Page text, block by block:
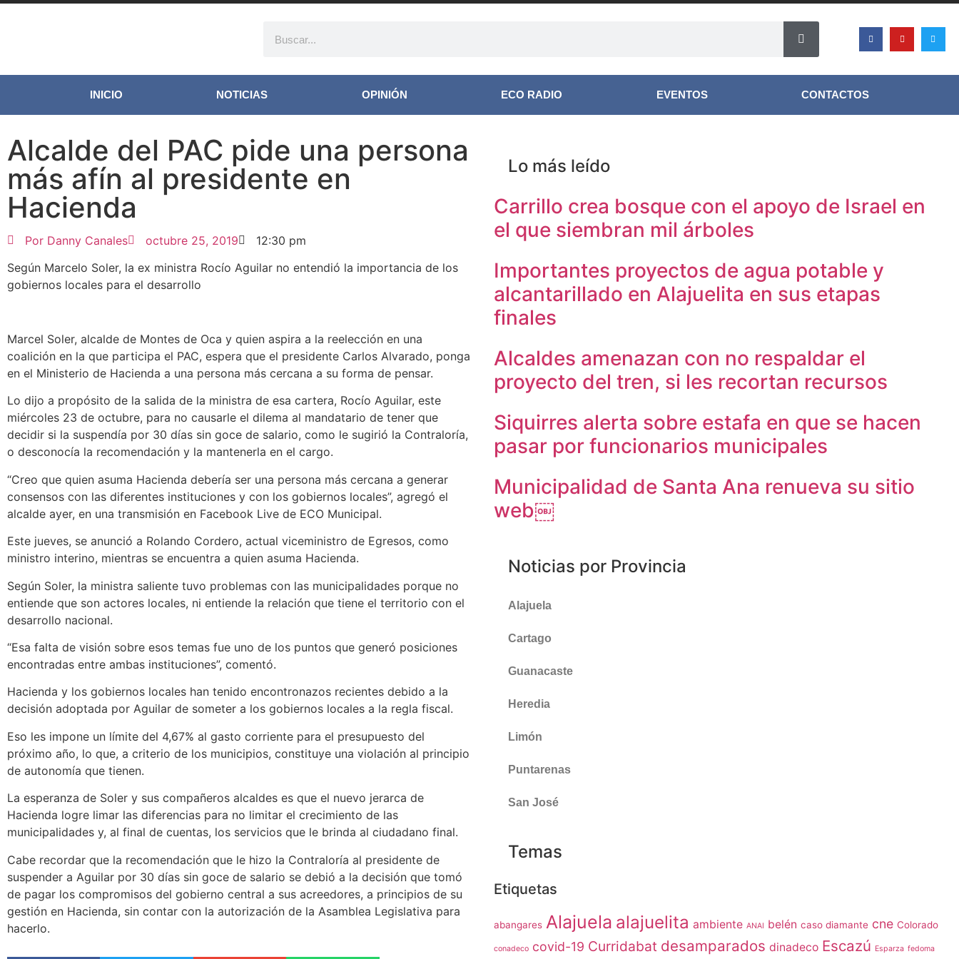
INICIO NOTICIAS OPINIÓN ECO RADIO EVENTOS CONTACTOS
Alcalde del PAC pide una persona
más afín al presidente en
Hacienda
Por Danny Canales octubre 25, 2019
12:30 pm
Según Marcelo Soler, la ex ministra Rocío Aguilar no entendió la importancia de los
gobiernos locales para el desarrollo
Marcel Soler, alcalde de Montes de Oca y quien aspira a la reelección en una
coalición en la que participa el PAC, espera que el presidente Carlos Alvarado, ponga
en el Ministerio de Hacienda a una persona más cercana a su forma de pensar.
Lo dijo a propósito de la salida de la ministra de esa cartera, Rocío Aguilar, este
miércoles 23 de octubre, para no causarle el dilema al mandatario de tener que
decidir si la suspendía por 30 días sin goce de salario, como le sugirió la Contraloría,
o desconocía la recomendación y la mantenerla en el cargo.
“Creo que quien asuma Hacienda debería ser una persona más cercana a generar
consensos con las diferentes instituciones y con los gobiernos locales”, agregó el
alcalde ayer, en una transmisión en Facebook Live de ECO Municipal.
Este jueves, se anunció a Rolando Cordero, actual viceministro de Egresos, como
ministro interino, mientras se encuentra a quien asuma Hacienda.
Según Soler, la ministra saliente tuvo problemas con las municipalidades porque no
entiende que son actores locales, ni entiende la relación que tiene el territorio con el
desarrollo nacional.
“Esa falta de visión sobre esos temas fue uno de los puntos que generó posiciones
encontradas entre ambas instituciones”, comentó.
Hacienda y los gobiernos locales han tenido encontronazos recientes debido a la
decisión adoptada por Aguilar de someter a los gobiernos locales a la regla fiscal.
Eso les impone un límite del 4,67% al gasto corriente para el presupuesto del
próximo año, lo que, a criterio de los municipios, constituye una violación al principio
de autonomía que tienen.
La esperanza de Soler y sus compañeros alcaldes es que el nuevo jerarca de
Hacienda logre limar las diferencias para no limitar el crecimiento de las
municipalidades y, al final de cuentas, los servicios que le brinda al ciudadano final.
Cabe recordar que la recomendación que le hizo la Contraloría al presidente de
suspender a Aguilar por 30 días sin goce de salario se debió a la decisión que tomó
de pagar los compromisos del gobierno central a sus acreedores, a principios de su
gestión en Hacienda, sin contar con la autorización de la Asamblea Legislativa para
hacerlo.
Lo más leído
Carrillo crea bosque con el apoyo de Israel en
el que siembran mil árboles
Importantes proyectos de agua potable y
alcantarillado en Alajuelita en sus etapas
finales
Alcaldes amenazan con no respaldar el
proyecto del tren, si les recortan recursos
Siquirres alerta sobre estafa en que se hacen
pasar por funcionarios municipales
Municipalidad de Santa Ana renueva su sitio
web￼
Noticias por Provincia
Alajuela
Cartago
Guanacaste
Heredia
Limón
Puntarenas
San José
Temas
Etiquetas
abangares Alajuela alajuelita ambiente ANAI belén caso diamante cne Colorado
conadeco covid-19 Curridabat desamparados dinadeco Escazú Esparza fedoma